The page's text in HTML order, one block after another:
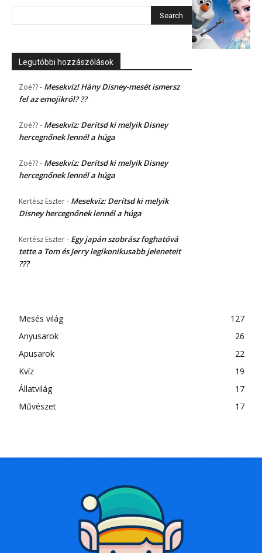
Legutóbbi hozzászólások
Zoé??- Mesekvíz! Hány Disney-mesét ismersz
fel az emojikról? ??
Zoé??- Mesekvíz: Derítsd ki melyik Disney
hercegnőnek lennél a húga
Zoé??- Mesekvíz: Derítsd ki melyik Disney
hercegnőnek lennél a húga
Kertész Eszter- Mesekvíz: Derítsd ki melyik
Disney hercegnőnek lennél a húga
Kertész Eszter- Egy japán szobrász foghatóvá
tette a Tom és Jerry legikonikusabb jeleneteit
???
Mesés világ
127
Anyusarok
26
Apusarok
22
Kvíz
19
Állatvilág
17
Művészet
17